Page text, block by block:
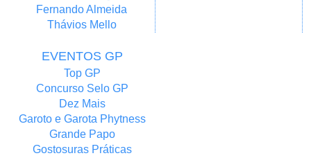
Fernando Almeida
Thávios Mello
EVENTOS GP
Top GP
Concurso Selo GP
Dez Mais
Garoto e Garota Phytness
Grande Papo
Gostosuras Práticas